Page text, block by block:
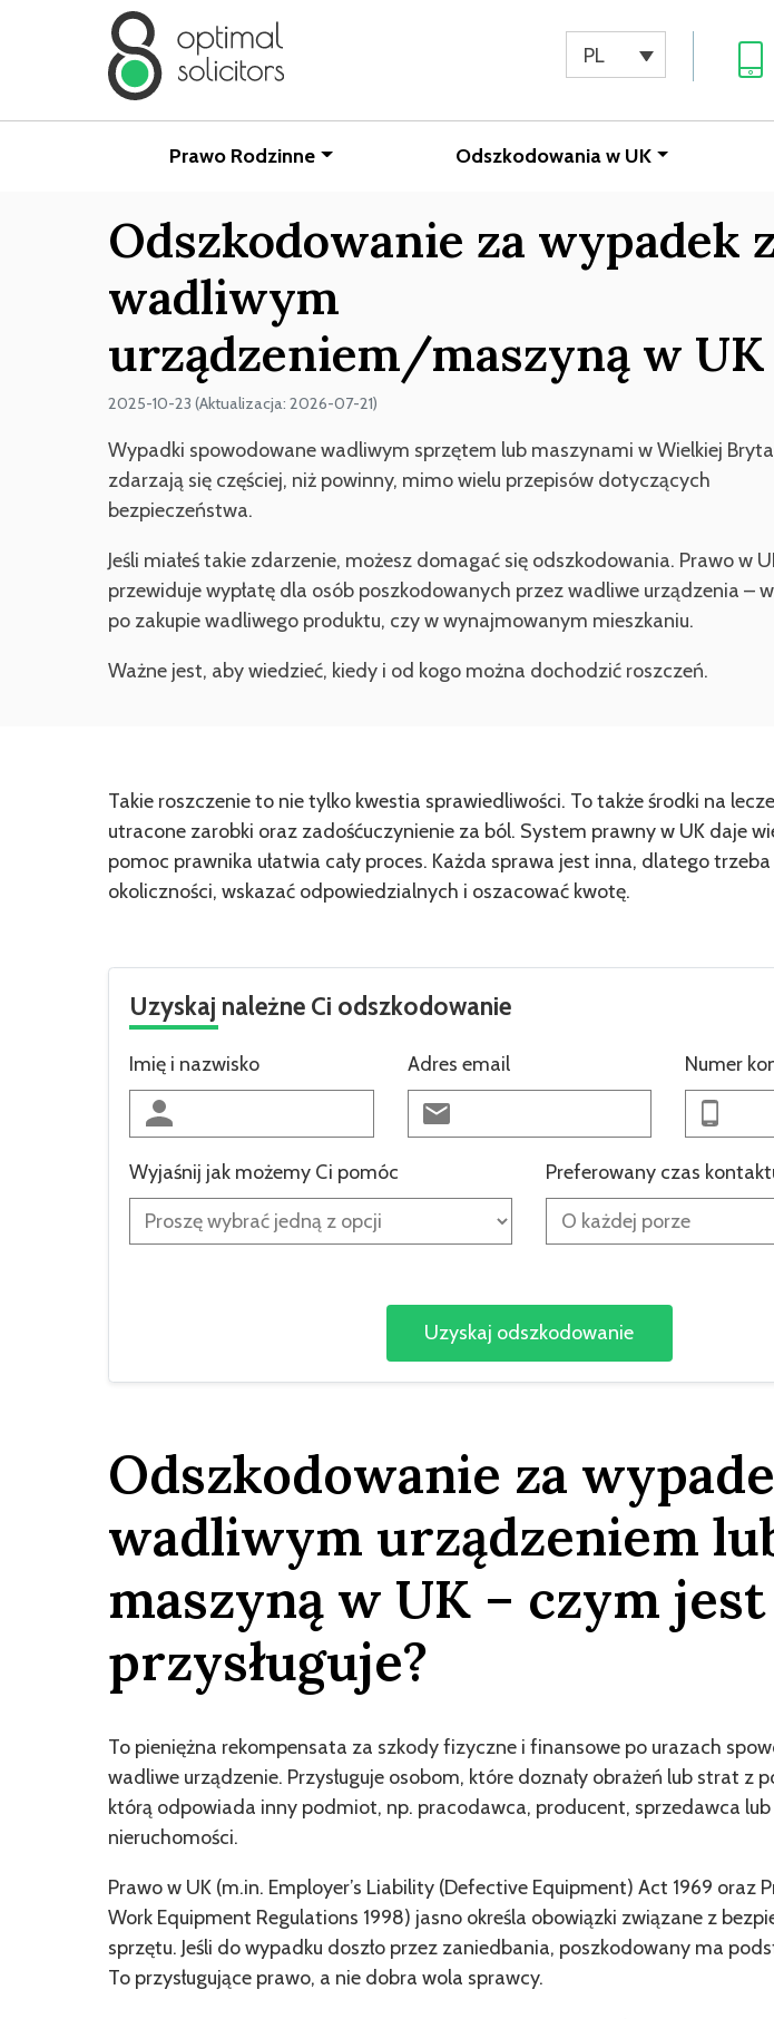
PL
Prawo Rodzinne Odszkodowania w UK
Odszkodowanie za wypadek
wadliwym
urządzeniem/maszyną w UK
2025-10-23 (Aktualizacja: 2026-07-21)
Wypadki spowodowane wadliwym sprzętem lub maszynami w Wielkiej
zdarzają się częściej, niż powinny, mimo wielu przepisów dotyczących
bezpieczeństwa.
Jeśli miałeś takie zdarzenie, możesz domagać się odszkodowania. Prawo w
przewiduje wypłatę dla osób poszkodowanych przez wadliwe urządzenia –
po zakupie wadliwego produktu, czy w wynajmowanym mieszkaniu.
Ważne jest, aby wiedzieć, kiedy i od kogo można dochodzić roszczeń.
Takie roszczenie to nie tylko kwestia sprawiedliwości. To także środki na
utracone zarobki oraz zadośćuczynienie za ból. System prawny w UK daje
pomoc prawnika ułatwia cały proces. Każda sprawa jest inna, dlatego
okoliczności, wskazać odpowiedzialnych i oszacować kwotę.
Uzyskaj należne Ci odszkodowanie
Imię i nazwisko Adres email Numer
Wyjaśnij jak możemy Ci pomóc Preferowany czas
Odszkodowanie za
wadliwym urządzeniem
maszyną w UK – czym
przysługuje?
To pieniężna rekompensata za szkody fizyczne i finansowe po urazach
wadliwe urządzenie. Przysługuje osobom, które doznały obrażeń lub strat z
którą odpowiada inny podmiot, np. pracodawca, producent, sprzedawca lub
nieruchomości.
Prawo w UK (m.in. Employer’s Liability (Defective Equipment) Act 1969 oraz
Work Equipment Regulations 1998) jasno określa obowiązki związane z
sprzętu. Jeśli do wypadku doszło przez zaniedbania, poszkodowany ma
To przysługujące prawo, a nie dobra wola sprawcy.